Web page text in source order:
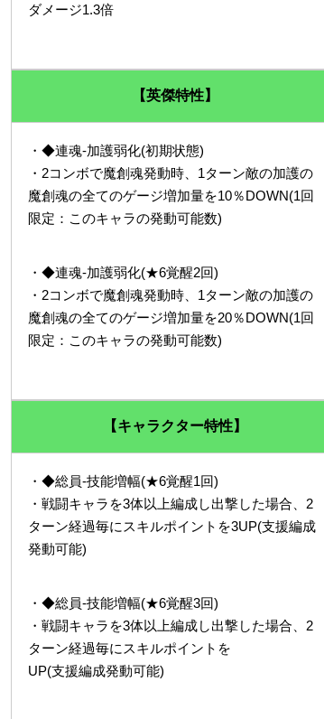
ダメージ1.3倍
【英傑特性】
・◆連魂-加護弱化(初期状態)
・2コンボで魔創魂発動時、1ターン敵の加護の
魔創魂の全てのゲージ増加量を10％DOWN(1回
限定：このキャラの発動可能数)
・◆連魂-加護弱化(★6覚醒2回)
・2コンボで魔創魂発動時、1ターン敵の加護の
魔創魂の全てのゲージ増加量を20％DOWN(1回
限定：このキャラの発動可能数)
【キャラクター特性】
・◆総員-技能増幅(★6覚醒1回)
・戦闘キャラを3体以上編成し出撃した場合、2
ターン経過毎にスキルポイントを3UP(支援編成
発動可能)
・◆総員-技能増幅(★6覚醒3回)
・戦闘キャラを3体以上編成し出撃した場合、2
ターン経過毎にスキルポイントを
UP(支援編成発動可能)